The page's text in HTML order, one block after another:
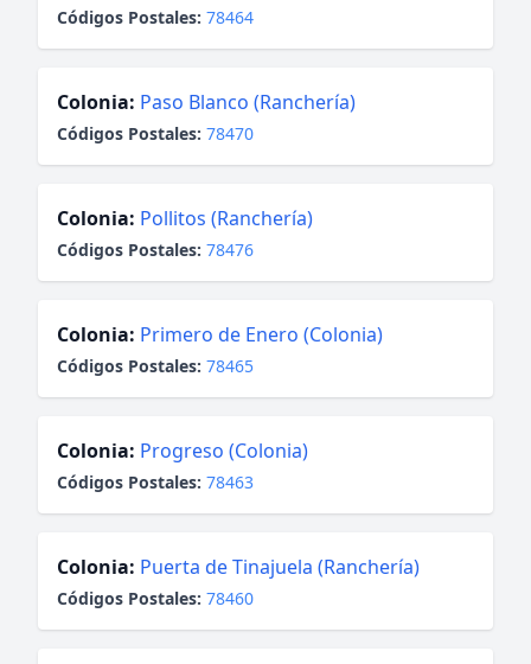
Códigos Postales: 78464
Colonia: Paso Blanco (Ranchería)
Códigos Postales: 78470
Colonia: Pollitos (Ranchería)
Códigos Postales: 78476
Colonia: Primero de Enero (Colonia)
Códigos Postales: 78465
Colonia: Progreso (Colonia)
Códigos Postales: 78463
Colonia: Puerta de Tinajuela (Ranchería)
Códigos Postales: 78460